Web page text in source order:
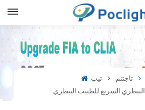
تيب
تاجتنم
البيطري السريع للطبيب البيطري